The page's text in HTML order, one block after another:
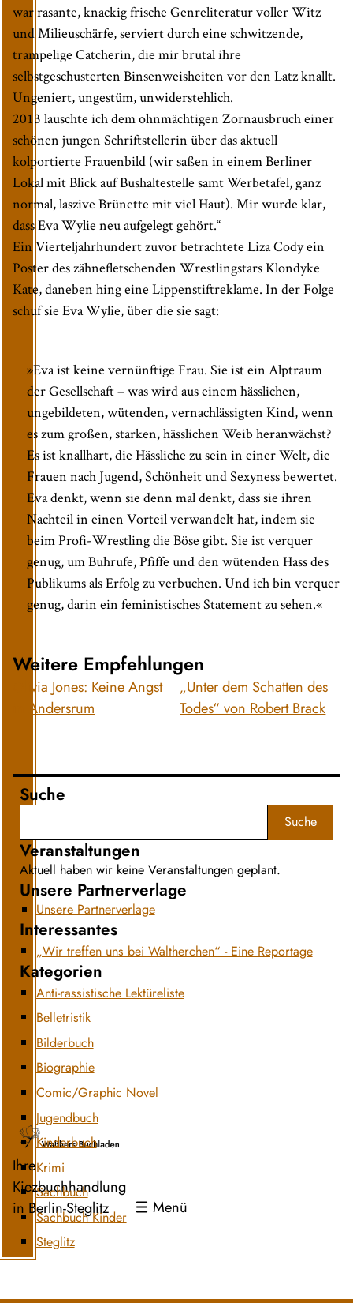
Ihre
Kiezbuchhandlung
in Berlin-Steglitz
Menü
war rasante, knackig frische Genreliteratur voller Witz
und Milieuschärfe, serviert durch eine schwitzende,
trampelige Catcherin, die mir brutal ihre
selbstgeschusterten Binsenweisheiten vor den Latz knallt.
Ungeniert, ungestüm, unwiderstehlich.
2013 lauschte ich dem ohnmächtigen Zornausbruch einer
schönen jungen Schriftstellerin über das aktuell
kolportierte Frauenbild (wir saßen in einem Berliner
Lokal mit Blick auf Bushaltestelle samt Werbetafel, ganz
normal, laszive Brünette mit viel Haut). Mir wurde klar,
dass Eva Wylie neu aufgelegt gehört.“
Ein Vierteljahrhundert zuvor betrachtete Liza Cody ein
Poster des zähnefletschenden Wrestlingstars Klondyke
Kate, daneben hing eine Lippenstiftreklame. In der Folge
schuf sie Eva Wylie, über die sie sagt:
»Eva ist keine vernünftige Frau. Sie ist ein Alptraum
der Gesellschaft – was wird aus einem hässlichen,
ungebildeten, wütenden, vernachlässigten Kind, wenn
es zum großen, starken, hässlichen Weib heranwächst?
Es ist knallhart, die Hässliche zu sein in einer Welt, die
Frauen nach Jugend, Schönheit und Sexyness bewertet.
Eva denkt, wenn sie denn mal denkt, dass sie ihren
Nachteil in einen Vorteil verwandelt hat, indem sie
beim Profi-Wrestling die Böse gibt. Sie ist verquer
genug, um Buhrufe, Pfiffe und den wütenden Hass des
Publikums als Erfolg zu verbuchen. Und ich bin verquer
genug, darin ein feministisches Statement zu sehen.«
Weitere Empfehlungen
Olivia Jones: Keine Angst
in Andersrum
„Unter dem Schatten des
Todes“ von Robert Brack
Suche
Suche
Veranstaltungen
Aktuell haben wir keine Veranstaltungen geplant.
Unsere Partnerverlage
Unsere Partnerverlage
Interessantes
„Wir treffen uns bei Waltherchen“ - Eine Reportage
Kategorien
Anti-rassistische Lektüreliste
Belletristik
Bilderbuch
Biographie
Comic/Graphic Novel
Jugendbuch
Kinderbuch
Krimi
Sachbuch
Sachbuch Kinder
Steglitz